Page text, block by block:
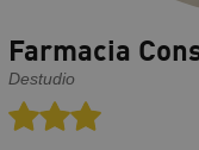
Farmacia
Destudio